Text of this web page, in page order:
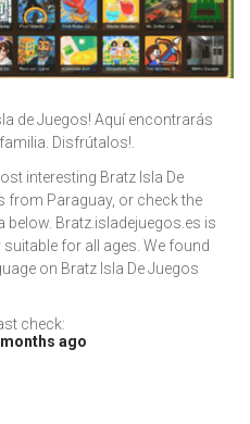
de Juegos! Aquí encontrarás
Disfrútalos!.
interesting Bratz Isla De
from Paraguay, or check the
Bratz.isladejuegos.es is
for all ages. We found
on Bratz Isla De Juegos
check:
ago